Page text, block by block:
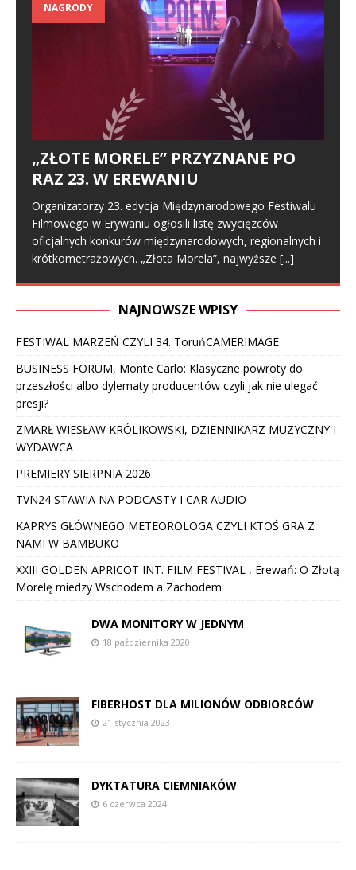
NAGRODY
„ZŁOTE MORELE” PRZYZNANE PO
RAZ 23. W EREWANIU
Organizatorzy 23. edycja Międzynarodowego Festiwalu
Filmowego w Erywaniu ogłosili listę zwycięzców
oficjalnych konkurów międzynarodowych, regionalnych i
krótkometrażowych. „Złota Morela”, najwyższe [...]
NAJNOWSZE WPISY
FESTIWAL MARZEŃ CZYLI 34. ToruńCAMERIMAGE
BUSINESS FORUM, Monte Carlo: Klasyczne powroty do
przeszłości albo dylematy producentów czyli jak nie ulegać
presji?
ZMARŁ WIESŁAW KRÓLIKOWSKI, DZIENNIKARZ MUZYCZNY I
WYDAWCA
PREMIERY SIERPNIA 2026
TVN24 STAWIA NA PODCASTY I CAR AUDIO
KAPRYS GŁÓWNEGO METEOROLOGA CZYLI KTOŚ GRA Z
NAMI W BAMBUKO
XXIII GOLDEN APRICOT INT. FILM FESTIVAL , Erewań: O Złotą
Morelę miedzy Wschodem a Zachodem
DWA MONITORY W JEDNYM
18 października 2020
FIBERHOST DLA MILIONÓW ODBIORCÓW
21 stycznia 2023
DYKTATURA CIEMNIAKÓW
6 czerwca 2024